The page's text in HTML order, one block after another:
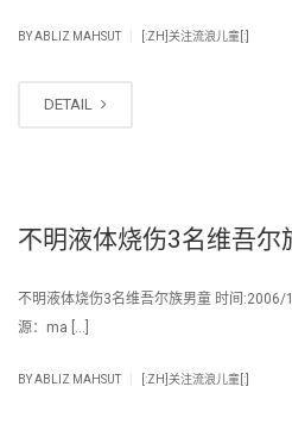
BYABLIZ MAHSUT [:ZH]关注流浪儿童[:]
DETAIL
不明液体烧伤3名维吾尔
不明液体烧伤3名维吾尔族男童 时间
源：ma […]
BYABLIZ MAHSUT [:ZH]关注流浪儿童[:]